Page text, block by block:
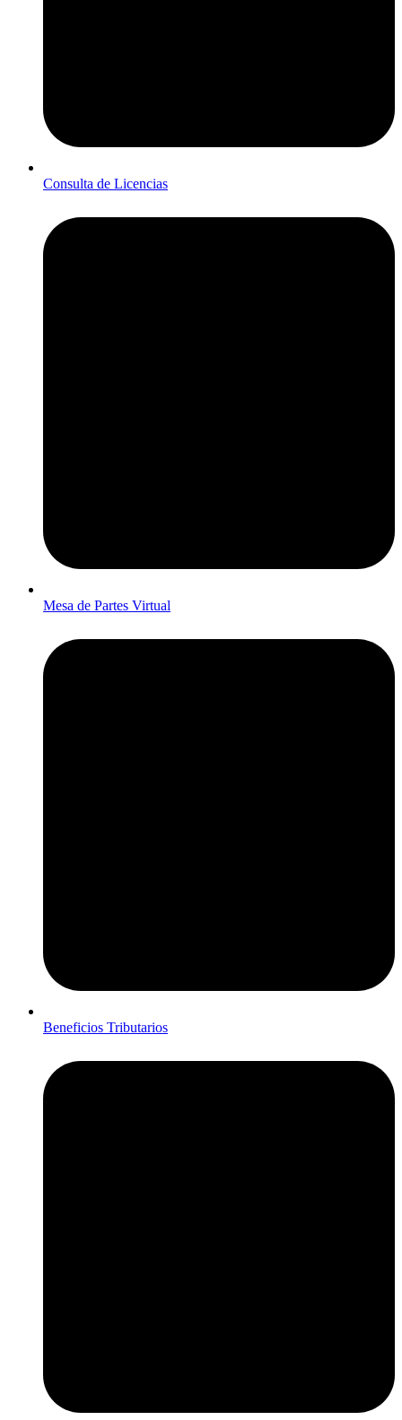
Consulta de Licencias
Mesa de Partes Virtual
Beneficios Tributarios